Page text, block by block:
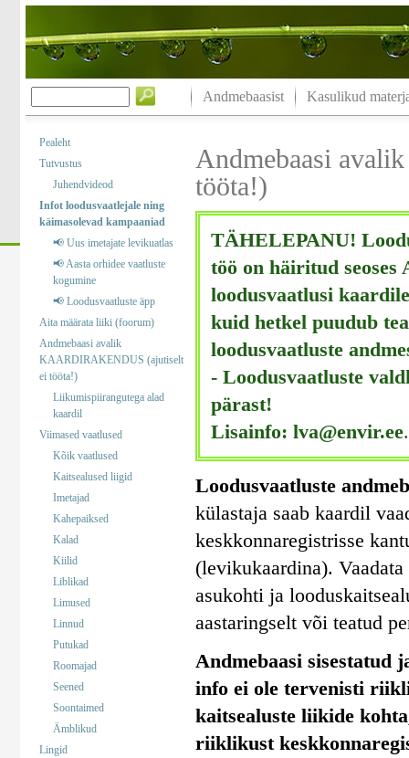
Andmebaasist Kasulikud
Pealeht
Tutvustus
Juhendvideod
Infot loodusvaatlejale ning
käimasolevad kampaaniad
📢 Uus imetajate levikuatlas
📢 Aasta orhidee vaatluste
kogumine
📢 Loodusvaatluste äpp
Aita määrata liiki (foorum)
Andmebaasi avalik
KAARDIRAKENDUS (ajutiselt
ei tööta!)
Liikumispiirangutega alad
kaardil
Viimased vaatlused
Kõik vaatlused
Kaitsealused liigid
Imetajad
Kahepaiksed
Kalad
Kiilid
Liblikad
Limused
Linnud
Putukad
Roomajad
Seened
Soontaimed
Ämblikud
Lingid
Andmebaasi
tööta!)
TÄHELEPANU!
töö on häiritud seoses
loodusvaatlusi
kuid hetkel puudub
loodusvaatluste
- Loodusvaatluste
pärast!
Lisainfo: lva@envir.ee.
Loodusvaatluste
külastaja saab kaardil
keskkonnaregistrisse
(levikukaardina).
asukohti ja
aastaringselt või teatud
Andmebaasi sisestatud
info ei ole tervenisti
kaitsealuste liikide
riiklikust